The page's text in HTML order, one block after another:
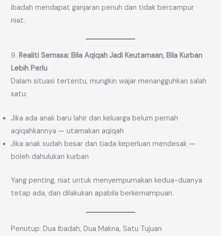
ibadah mendapat ganjaran penuh dan tidak bercampur
niat.
9.Realiti Semasa: Bila Aqiqah Jadi Keutamaan, Bila Kurban
Lebih Perlu
Dalam situasi tertentu, mungkin wajar menangguhkan salah
satu:
Jika ada anak baru lahir dan keluarga belum pernah
aqiqahkannya — utamakan aqiqah
Jika anak sudah besar dan tiada keperluan mendesak —
boleh dahulukan kurban
Yang penting, niat untuk menyempurnakan kedua-duanya
tetap ada, dan dilakukan apabila berkemampuan.
Penutup: Dua Ibadah, Dua Makna, Satu Tujuan